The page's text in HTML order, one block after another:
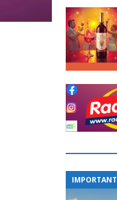
IMPORTANT